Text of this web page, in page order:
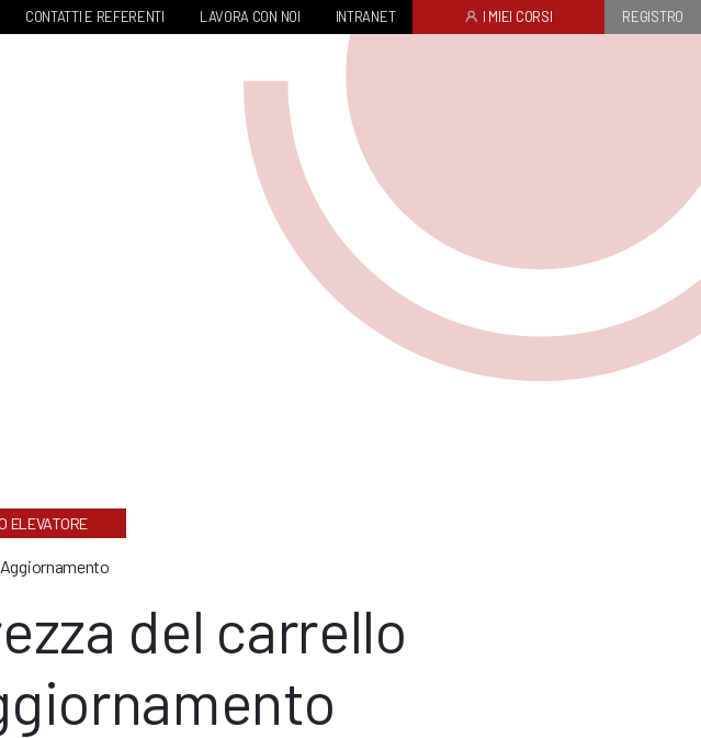
CONTATTI E REFERENTI LAVORA CON NOI INTRANET I MIEI CORSI REGISTRO
ELEVATORE
del carrello